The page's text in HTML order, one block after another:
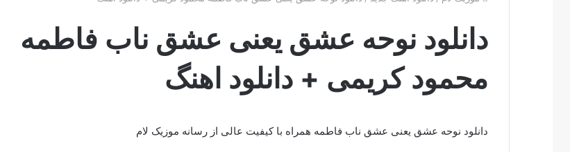
دانلود نوحه عشق یعنی عشق ناب فاطمه
محمود کریمی + دانلود اهنگ
دانلود نوحه عشق یعنی عشق ناب فاطمه همراه با کیفیت عالی از رسانه موزیک لام